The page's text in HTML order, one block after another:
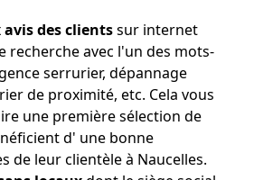
des clientssur internet
recherche avec l'un des mots-
serrurier, dépannage
de proximité, etc. Cela vous
une première sélection de
d' une bonne
de leur clientèle à Naucelles.